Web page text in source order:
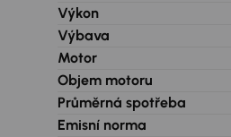
Výkon
Výbava
Motor
Objem motoru
Průměrná spotřeba
Emisní norma